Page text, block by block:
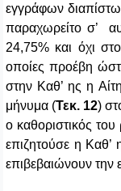
εγγράφων
παραχωρείτο σ’
24,75% και όχι
οποίες προέβη
στην Καθ’ ης η
μήνυμα (Τεκ. 12)
ο καθοριστικός
επιζητούσε η Καθ’
επιβεβαιώνουν την